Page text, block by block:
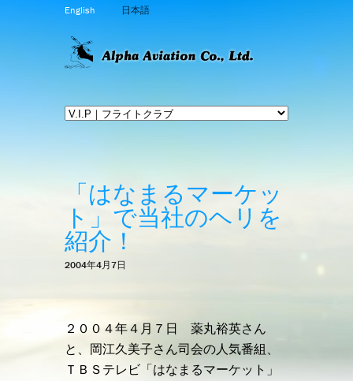
English 日本語
「はなまるマーケッ
ト」で当社のヘリを
紹介！
2004年4月7日
２００４年４月７日 薬丸裕英さん
と、岡江久美子さん司会の人気番組、
ＴＢＳテレビ「はなまるマーケット」